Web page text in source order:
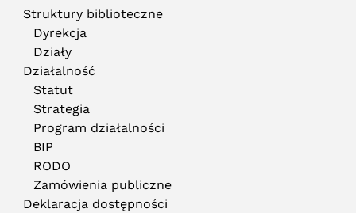
Struktury biblioteczne
Dyrekcja
Działy
Działalność
Statut
Strategia
Program działalności
BIP
RODO
Zamówienia publiczne
Deklaracja dostępności